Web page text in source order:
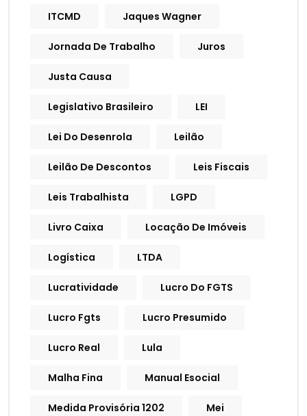
ITCMD Jaques Wagner
Jornada De Trabalho Juros
Justa Causa
Legislativo Brasileiro LEI
Lei Do Desenrola Leilão
Leilão De Descontos Leis Fiscais
Leis Trabalhista LGPD
Livro Caixa Locação De Imóveis
Logística LTDA
Lucratividade Lucro Do FGTS
Lucro Fgts Lucro Presumido
Lucro Real Lula
Malha Fina Manual Esocial
Medida Provisória 1202 Mei